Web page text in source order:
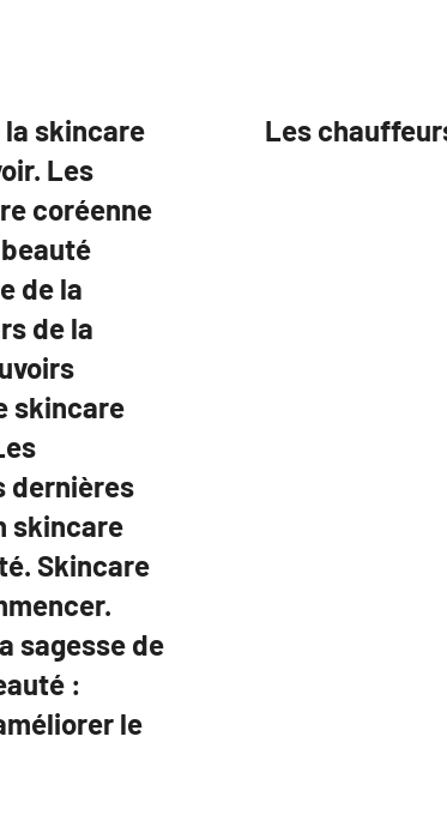
la skincare
Les
coréenne
de la
de la
skincare
dernières
skincare
Skincare
sagesse de
:
le
Les